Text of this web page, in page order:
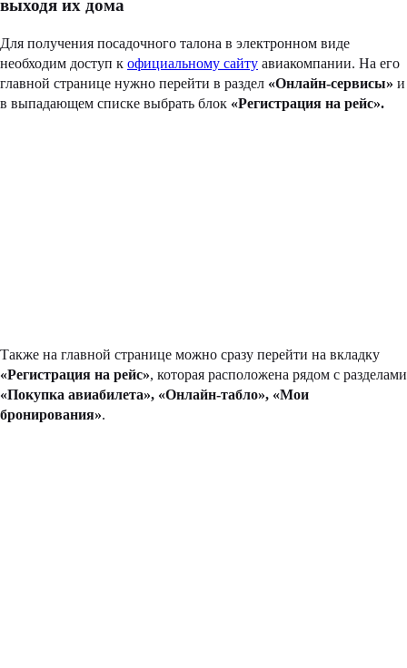
выходя их дома
Для получения посадочного талона в электронном виде
необходим доступ к официальному сайту авиакомпании. На его
главной странице нужно перейти в раздел «Онлайн-сервисы» и
в выпадающем списке выбрать блок «Регистрация на рейс».
Также на главной странице можно сразу перейти на вкладку
«Регистрация на рейс», которая расположена рядом с разделами
«Покупка авиабилета», «Онлайн-табло», «Мои
бронирования».